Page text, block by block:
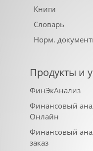
Книги
Словарь
Норм.
Продукты и
ФинЭкАнализ
Финансовый
Онлайн
Финансовый
заказ